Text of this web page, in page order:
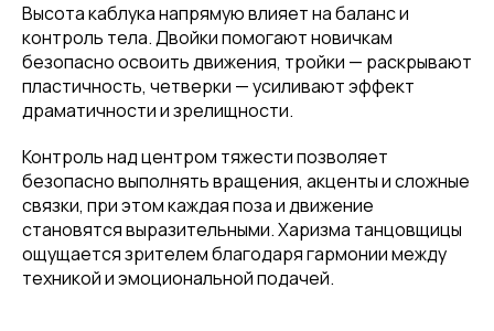
Высота каблука напрямую влияет на баланс и
контроль тела. Двойки помогают новичкам
безопасно освоить движения, тройки — раскрывают
пластичность, четверки — усиливают эффект
драматичности и зрелищности.
Контроль над центром тяжести позволяет
безопасно выполнять вращения, акценты и сложные
связки, при этом каждая поза и движение
становятся выразительными. Харизма танцовщицы
ощущается зрителем благодаря гармонии между
техникой и эмоциональной подачей.